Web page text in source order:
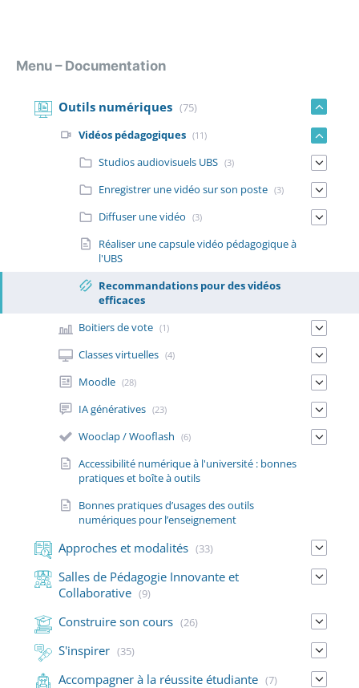
Menu – Documentation
Outils numériques (75)
Vidéos pédagogiques (11)
Studios audiovisuels UBS (3)
Enregistrer une vidéo sur son poste (3)
Diffuser une vidéo (3)
Réaliser une capsule vidéo pédagogique à
l'UBS
Recommandations pour des vidéos
efficaces
Boitiers de vote (1)
Classes virtuelles (4)
Moodle (28)
IA génératives (23)
Wooclap / Wooflash (6)
Accessibilité numérique à l'université : bonnes
pratiques et boîte à outils
Bonnes pratiques d’usages des outils
numériques pour l’enseignement
Approches et modalités (33)
Salles de Pédagogie Innovante et
Collaborative (9)
Construire son cours (26)
S'inspirer (35)
Accompagner à la réussite étudiante (7)